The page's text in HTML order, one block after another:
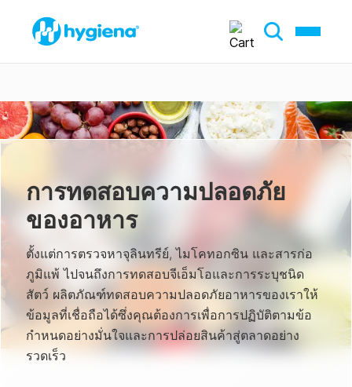
การทดสอบความปลอดภัย
ของอาหาร
ตั้งแต่การตรวจหาจุลินทรีย์, ไมโคทอกซิน และสารก่อ
ภูมิแพ้ ไปจนถึงการทดสอบจีเอ็มโอและการระบุชนิด
สัตว์ ผลิตภัณฑ์ทดสอบความปลอดภัยอาหารของเราให้
ข้อมูลที่เชื่อถือได้ซึ่งคุณต้องการเพื่อการปฏิบัติตามข้อ
กำหนดอย่างมั่นใจและการปล่อยสินค้าสู่ตลาดอย่าง
รวดเร็ว